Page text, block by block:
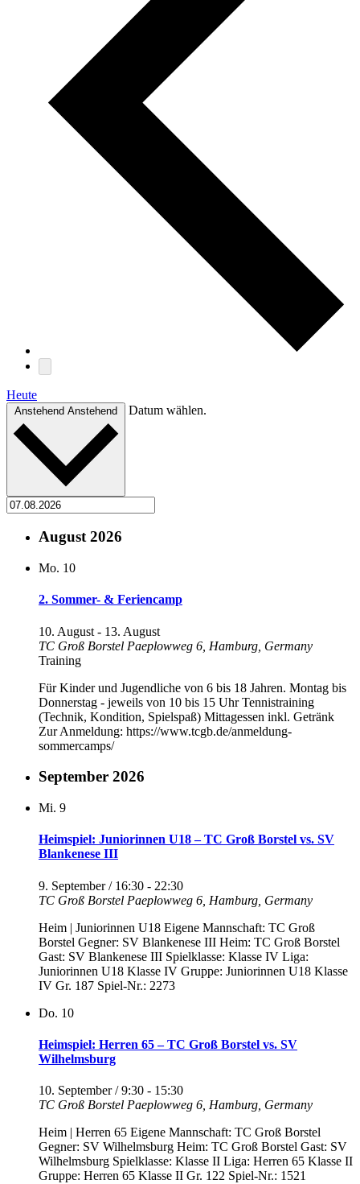
Heute
Anstehend Anstehend Datum wählen.
August 2026
Mo. 10
2. Sommer- & Feriencamp
10. August - 13. August
TC Groß Borstel Paeplowweg 6, Hamburg, Germany
Training
Für Kinder und Jugendliche von 6 bis 18 Jahren. Montag bis
Donnerstag - jeweils von 10 bis 15 Uhr Tennistraining
(Technik, Kondition, Spielspaß) Mittagessen inkl. Getränk
Zur Anmeldung: https://www.tcgb.de/anmeldung-
sommercamps/
September 2026
Mi. 9
Heimspiel: Juniorinnen U18 – TC Groß Borstel vs. SV
Blankenese III
9. September / 16:30 - 22:30
TC Groß Borstel Paeplowweg 6, Hamburg, Germany
Heim | Juniorinnen U18 Eigene Mannschaft: TC Groß
Borstel Gegner: SV Blankenese III Heim: TC Groß Borstel
Gast: SV Blankenese III Spielklasse: Klasse IV Liga:
Juniorinnen U18 Klasse IV Gruppe: Juniorinnen U18 Klasse
IV Gr. 187 Spiel-Nr.: 2273
Do. 10
Heimspiel: Herren 65 – TC Groß Borstel vs. SV
Wilhelmsburg
10. September / 9:30 - 15:30
TC Groß Borstel Paeplowweg 6, Hamburg, Germany
Heim | Herren 65 Eigene Mannschaft: TC Groß Borstel
Gegner: SV Wilhelmsburg Heim: TC Groß Borstel Gast: SV
Wilhelmsburg Spielklasse: Klasse II Liga: Herren 65 Klasse II
Gruppe: Herren 65 Klasse II Gr. 122 Spiel-Nr.: 1521